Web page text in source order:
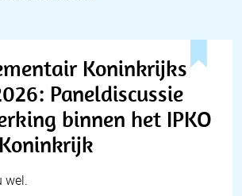
Koninkrijks
Paneldiscussie
binnen het IPKO
wel.